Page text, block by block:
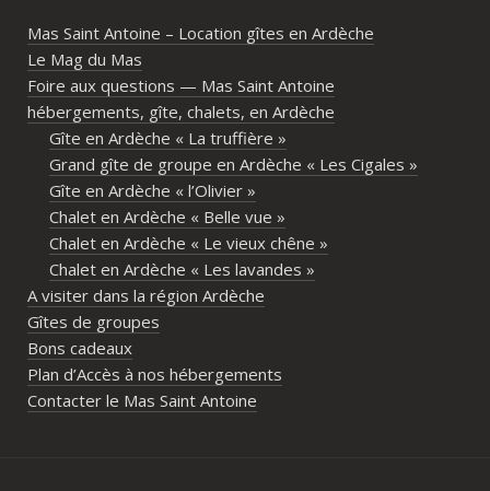
différents gîtes permettent à chacun
d’avoir son espace tout en gardant un
vrai lieu de rassemblement pour
partager les repas et les activités.Un
immense merci également aux
propriétaires pour leur disponibilité, leur
écoute et leur gentillesse tout au long de
l’organisation. Nous avons été très bien
accompagnés avant le week-end avec de
nombreux conseils utiles, aussi bien pour
les prestataires que pour l’organisation
générale de l’événement.Tout a été
simple, fluide et agréable. Les
recommandations données sur place
étaient excellentes et nous ont permis
Mas Saint Antoine – Location gîtes en Ardèche
Le Mag du Mas
Foire aux questions — Mas Saint Antoine
hébergements, gîte, chalets, en Ardèche
Gîte en Ardèche « La truffière »
Grand gîte de groupe en Ardèche « Les Cigales »
Gîte en Ardèche « l’Olivier »
Chalet en Ardèche « Belle vue »
Chalet en Ardèche « Le vieux chêne »
Chalet en Ardèche « Les lavandes »
A visiter dans la région Ardèche
Gîtes de groupes
Bons cadeaux
Plan d’Accès à nos hébergements
Contacter le Mas Saint Antoine